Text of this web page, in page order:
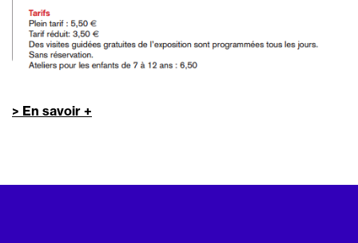
> En savoir +